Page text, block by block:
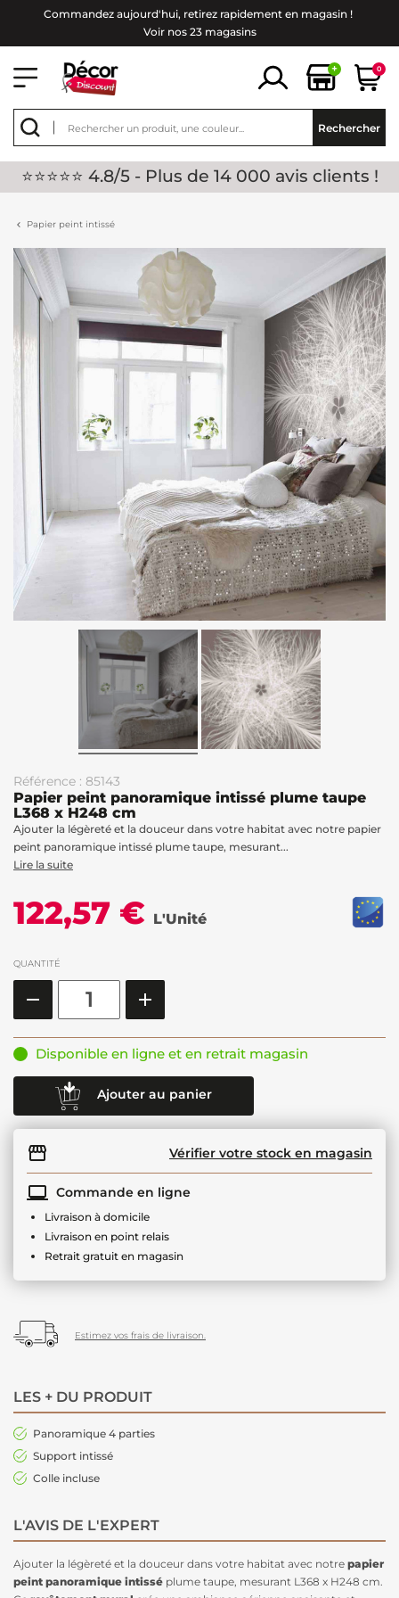
Commandez aujourd'hui, retirez rapidement en magasin !
Voir nos 23 magasins
+ 0
Rechercher
⭐⭐⭐⭐⭐ 4.8/5 - Plus de 14 000 avis clients !
Papier peint intissé
Référence : 85143
Papier peint panoramique intissé plume taupe
L368 x H248 cm
Ajouter la légèreté et la douceur dans votre habitat avec notre papier
peint panoramique intissé plume taupe, mesurant...
Lire la suite
122,57 € L'Unité
QUANTITÉ
Disponible en ligne et en retrait magasin
Ajouter au panier
Vérifier votre stock en magasin
Commande en ligne
Livraison à domicile
Livraison en point relais
Retrait gratuit en magasin
Estimez vos frais de livraison.
LES + DU PRODUIT
Panoramique 4 parties
Support intissé
Colle incluse
L'AVIS DE L'EXPERT
Ajouter la légèreté et la douceur dans votre habitat avec notre papier
peint panoramique intissé plume taupe, mesurant L368 x H248 cm.